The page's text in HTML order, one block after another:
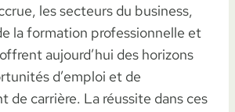
les secteurs du business,
la formation professionnelle et
aujourd’hui des horizons
d’emploi et de
de carrière. La réussite dans ces